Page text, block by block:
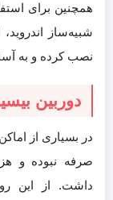
همچنین برای
شبیه‌ساز اندروید،
نصب کرده و به
دوربین
در بسیاری از
صرفه نبوده و
داشت. از این